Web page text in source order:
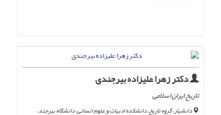
دکتر زهرا علیزاده بیرجندی
تاریخ ایران اسلامی
دانشیار، گروه تاریخ، دانشکده ادبیات و علوم انسانی، دانشگاه بیرجند،